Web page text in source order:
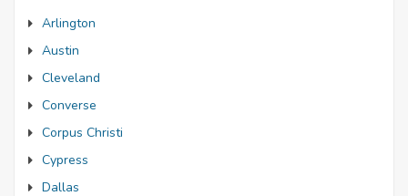
Arlington
Austin
Cleveland
Converse
Corpus Christi
Cypress
Dallas